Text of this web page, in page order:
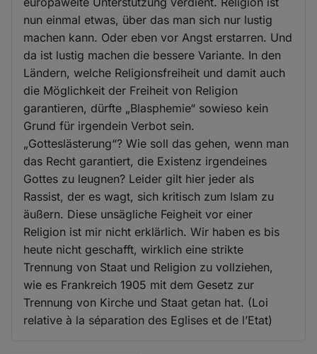
nun einmal etwas, über das man sich nur lustig
machen kann. Oder eben vor Angst erstarren. Und
da ist lustig machen die bessere Variante. In den
Ländern, welche Religionsfreiheit und damit auch
die Möglichkeit der Freiheit von Religion
garantieren, dürfte „Blasphemie“ sowieso kein
Grund für irgendein Verbot sein.
„Gotteslästerung“? Wie soll das gehen, wenn man
das Recht garantiert, die Existenz irgendeines
Gottes zu leugnen? Leider gilt hier jeder als
Rassist, der es wagt, sich kritisch zum Islam zu
äußern. Diese unsägliche Feigheit vor einer
Religion ist mir nicht erklärlich. Wir haben es bis
heute nicht geschafft, wirklich eine strikte
Trennung von Staat und Religion zu vollziehen,
wie es Frankreich 1905 mit dem Gesetz zur
Trennung von Kirche und Staat getan hat. (Loi
relative à la séparation des Eglises et de l’Etat)